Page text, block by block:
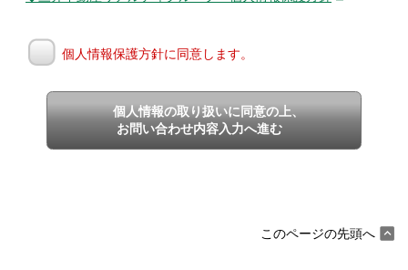
個人情報保護方針に同意します。
個人情報の取り扱いに同意の上、
お問い合わせ内容入力へ進む
このページの先頭へ